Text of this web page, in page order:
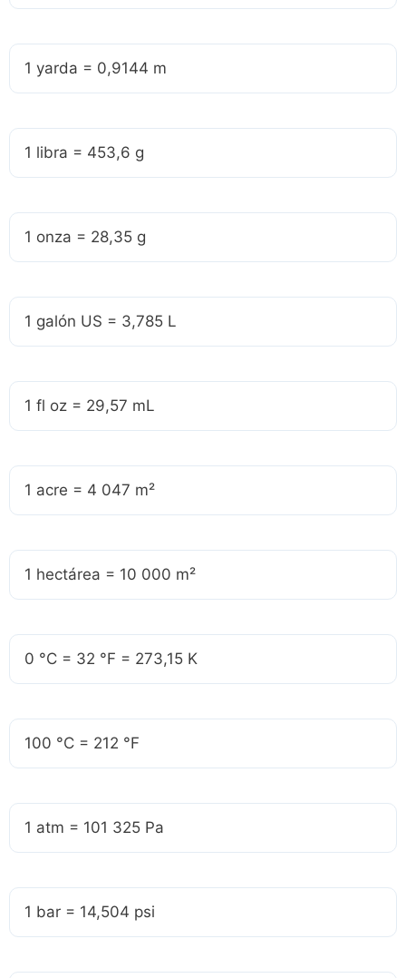
1 yarda = 0,9144 m
1 libra = 453,6 g
1 onza = 28,35 g
1 galón US = 3,785 L
1 fl oz = 29,57 mL
1 acre = 4 047 m²
1 hectárea = 10 000 m²
0 °C = 32 °F = 273,15 K
100 °C = 212 °F
1 atm = 101 325 Pa
1 bar = 14,504 psi